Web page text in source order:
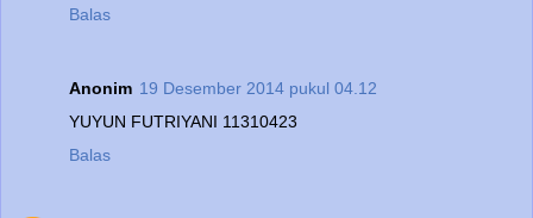
Balas
Anonim 19 Desember 2014 pukul 04.12
YUYUN FUTRIYANI 11310423
Balas